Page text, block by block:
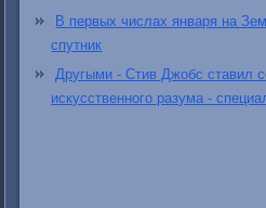
В первых числах января на
спутник
Другыми - Стив Джобс ставил
искусственного разума -